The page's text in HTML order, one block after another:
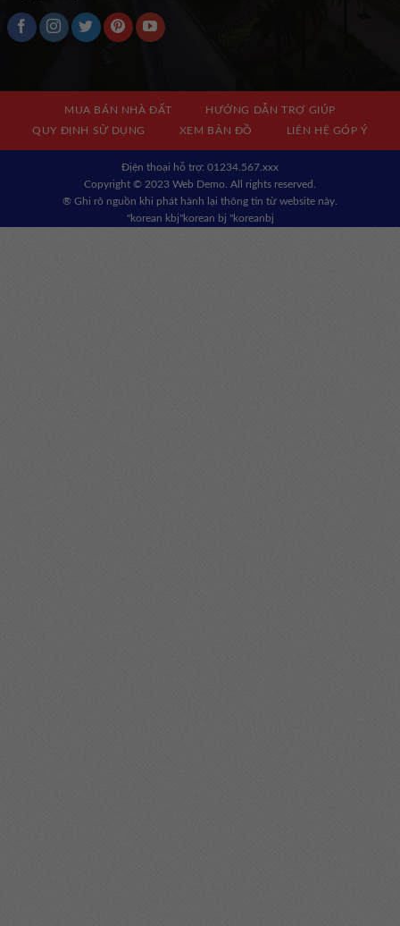
MUA BÁN NHÀ ĐẤT
HƯỚNG DẪN TRỢ GIÚP
QUY ĐỊNH SỬ DỤNG
XEM BẢN ĐỒ LIÊN HỆ GÓP Ý
Địện thoại hỗ trợ: 01234.567.xxx
Copyright © 2023 Web Demo. All rights reserved.
® Ghi rõ nguồn khi phát hành lại thông tin từ website này.
"korean kbj​"korean bj "koreanbj​